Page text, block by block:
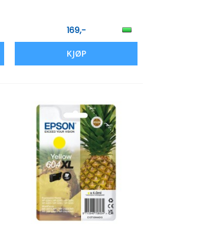
169,-
KJØP